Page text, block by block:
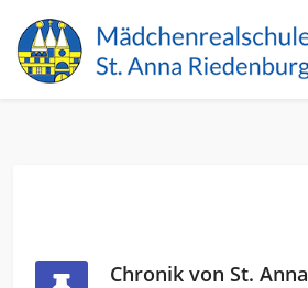
Chronik von St. Anna